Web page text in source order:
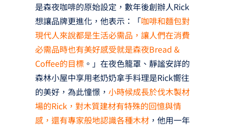
是森夜咖啡的原始設定，數年後創辦人Rick
想讓品牌更進化，他表示：「咖啡和麵包對
現代人來說都是生活必需品，讓人們在消費
必需品時也有美好感受就是森夜Bread &
Coffee的目標。」在夜色籠罩、靜謐安詳的
森林小屋中享用老奶奶拿手料理是Rick嚮往
的美好，為此憧憬， 小時候成長於伐木製材
場的Rick，對木質建材有特殊的回憶與情
感，還有專家般地認識各種木材，他用一年